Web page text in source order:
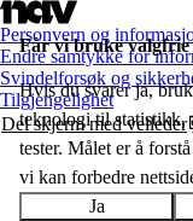
Får vi bruke valgfrie
Hvis du svarer ja,
teknologi til statistikk,
tester. Målet er å
vi kan forbedre
Ja
Personvern og
Endre samtykke for
Svindelforsøk og
Tilgjengelighet
Del skjerm med veileder